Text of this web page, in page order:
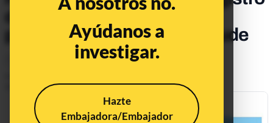
Ayúdanos a
investigar.
Hazte
Embajadora/Embajador
de multa de tránsito no
pagada": se trata de un fraude
Actualizado elNov 5, 2021, 8:12:00 AM